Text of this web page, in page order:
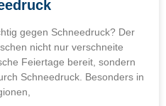
gegen Schneedruck? Der
nicht nur verschneite
Feiertage bereit, sondern
Schneedruck. Besonders in